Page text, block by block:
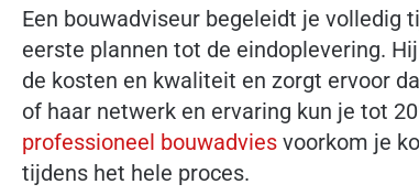
Een bouwadviseur begeleidt je volledig
eerste plannen tot de eindoplevering.
de kosten en kwaliteit en zorgt ervoor
of haar netwerk en ervaring kun je tot
professioneel bouwadvies voorkom je
tijdens het hele proces.